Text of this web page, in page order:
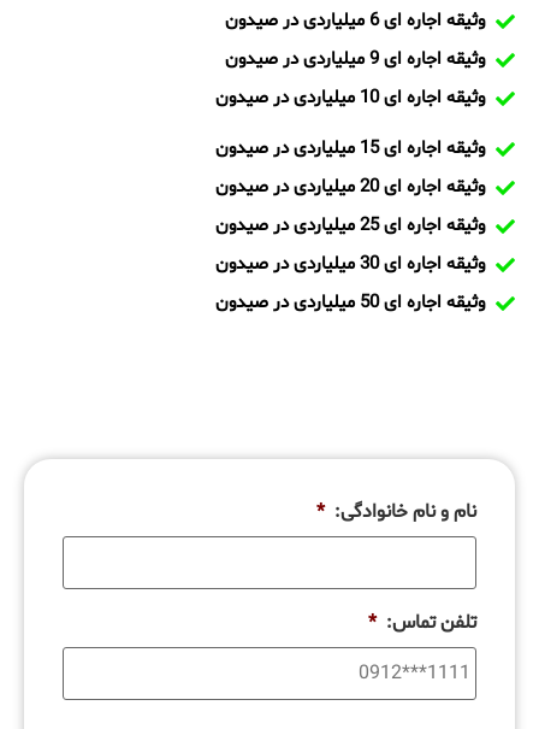
وثیقه اجاره ای 6 میلیاردی در صیدون
وثیقه اجاره ای 9 میلیاردی در صیدون
وثیقه اجاره ای 10 میلیاردی در صیدون
وثیقه اجاره ای 15 میلیاردی در صیدون
وثیقه اجاره ای 20 میلیاردی در صیدون
وثیقه اجاره ای 25 میلیاردی در صیدون
وثیقه اجاره ای 30 میلیاردی در صیدون
وثیقه اجاره ای 50 میلیاردی در صیدون
نام و نام خانوادگی: *
تلفن تماس: *